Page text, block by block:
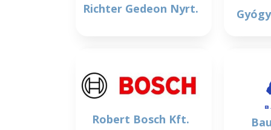
Richter Gedeon Nyrt.
Robert Bosch Kft.